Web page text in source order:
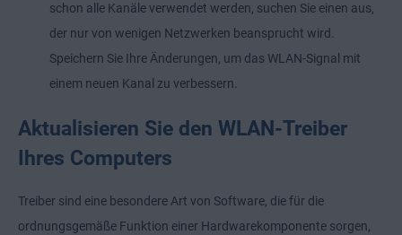
schon alle Kanäle verwendet werden, suchen Sie einen aus,
der nur von wenigen Netzwerken beansprucht wird.
Speichern Sie Ihre Änderungen, um das WLAN-Signal mit
einem neuen Kanal zu verbessern.
Aktualisieren Sie den WLAN-Treiber
Ihres Computers
Treiber sind eine besondere Art von Software, die für die
ordnungsgemäße Funktion einer Hardwarekomponente sorgen,